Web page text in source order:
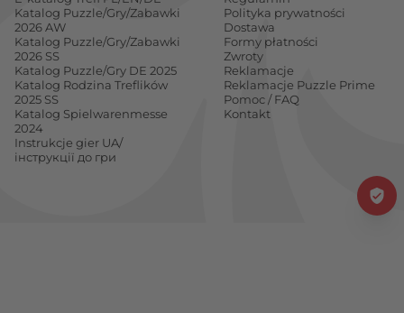
Katalog Puzzle/Gry/Zabawki
2026 AW
Katalog Puzzle/Gry/Zabawki
2026 SS
Katalog Puzzle/Gry DE 2025
Katalog Rodzina Treflików
2025 SS
Katalog Spielwarenmesse
2024
Instrukcje gier UA/
інструкції до гри
Polityka prywatności
Dostawa
Formy płatności
Zwroty
Reklamacje
Reklamacje Puzzle Prime
Pomoc / FAQ
Kontakt